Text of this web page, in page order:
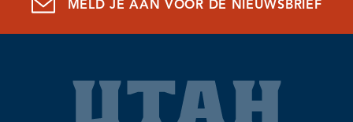
MELD JE AAN VOOR DE NIEUWSBRIEF